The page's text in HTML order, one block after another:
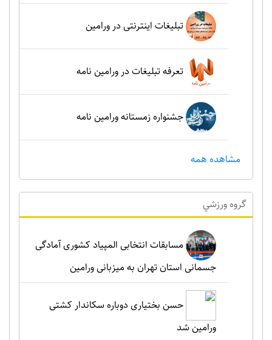
تبلیغات اینترنتی در ورامین
تعرفه تبلیغات در ورامین نامه
جشنواره زمستانه ورامین نامه
مشاهده همه
گروه ورزشي
مسابقات انتخابی المپیاد کشوری آمادگی
جسمانی استان تهران به میزبانی ورامین
حسن بختیاری دوباره سکاندار کشتی
ورامین شد